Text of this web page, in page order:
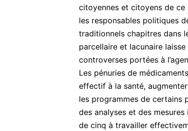
citoyennes et citoyens de ce
les responsables politiques
traditionnels chapitres dans
parcellaire et lacunaire
controverses portées à
Les pénuries de
effectif à la santé,
les programmes de certains
des analyses et des
de cinq à travailler